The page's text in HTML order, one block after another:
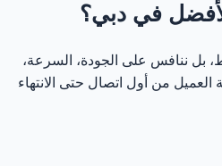
مكلف؟ في دبي؟
بل ننافس على الجودة، السرعة،
العميل من أول اتصال حتى الانتهاء